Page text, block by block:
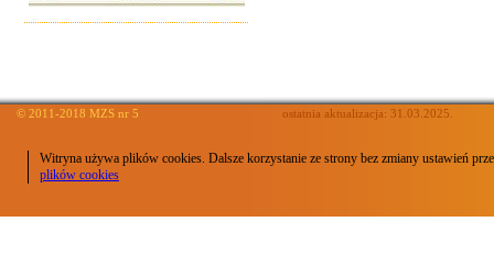
© 2011-2018 MZS nr 5 ostatnia aktualizacja: 31.03.2025.
Witryna używa plików cookies. Dalsze korzystanie ze strony bez zmiany ustawień
plików cookies